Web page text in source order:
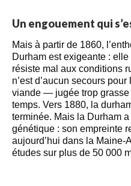
Un engouement qui
Mais à partir de 1860,
Durham est exigeante :
résiste mal aux conditions
n’est d’aucun secours
viande — jugée trop grasse
temps. Vers 1880, la
terminée. Mais la Durham
génétique : son empreinte
aujourd’hui dans la Maine-
études sur plus de 50 000